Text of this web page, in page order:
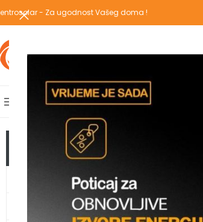
- Za ugodnost Vašeg doma !
POPULARNE KATEGORIJE
TOP KATEGORIJE
TOPLOTNE PUMPE